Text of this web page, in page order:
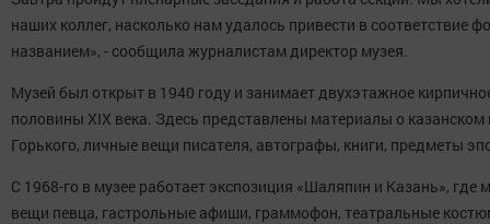
наших коллег, насколько нам удалось привести в соответствие
названием», - сообщила журналистам директор музея.
Музей был открыт в 1940 году и занимает двухэтажное
половины XIX века. Здесь представлены материалы о
Горького, личные вещи писателя, автографы, книги, предметы
С 1968-го в музее работает экспозиция «Шаляпин и Казань»,
вещи певца, гастрольные афиши, граммофон, театральные